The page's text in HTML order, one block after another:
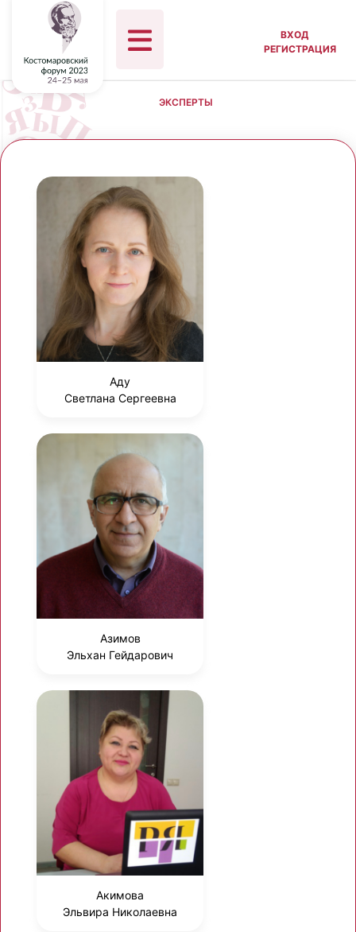
ВХОД
РЕГИСТРАЦИЯ
ЭКСПЕРТЫ
Аду
Светлана Сергеевна
Азимов
Эльхан Гейдарович
Акимова
Эльвира Николаевна